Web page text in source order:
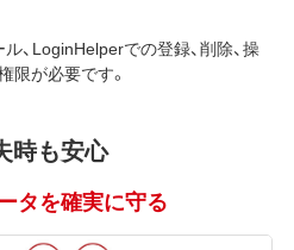
、LoginHelperでの登録、削除、操
限が必要です。
時も安心
タを確実に守る